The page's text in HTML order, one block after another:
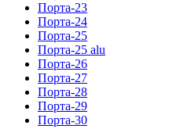
Порта-23
Порта-24
Порта-25
Порта-25 alu
Порта-26
Порта-27
Порта-28
Порта-29
Порта-30